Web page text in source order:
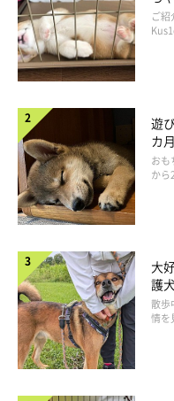
後ろ姿がビッグなヴィスナーく
＠Chichiri07120
主さんは日々その大きさ
飼い主さん：
「飼い主の身長が177cmな
を超える大きさで、あらゆ
寝るときはきっちり大き
ンサイズのベッド半分に収
り、寝言を言ってピクピク
飛び起きることもあります
らね」
コ“
長
ご
遊
カ
成
おも
か
大
護
表
散歩
情を